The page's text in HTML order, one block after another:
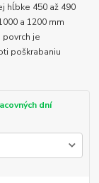
hĺbke 450 až 490
a 1200 mm
je
poškrabaniu
dní